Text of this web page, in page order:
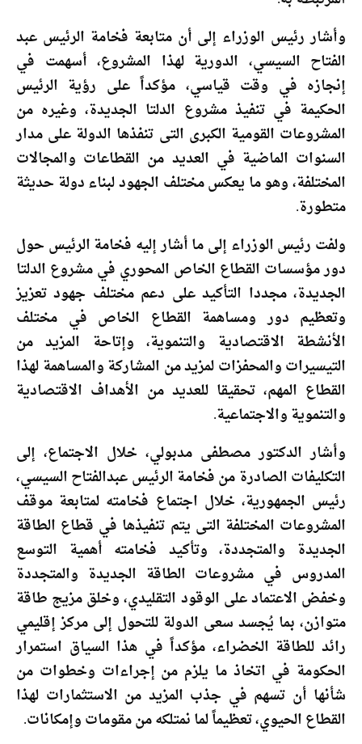
وأشار رئيس الوزراء إلى أن متابعة فخامة الرئيس عبد
الفتاح السيسي، الدورية لهذا المشروع، أسهمت في
إنجازه في وقت قياسي، مؤكداً على رؤية الرئيس
الحكيمة في تنفيذ مشروع الدلتا الجديدة، وغيره من
المشروعات القومية الكبرى التى تنفذها الدولة على مدار
السنوات الماضية في العديد من القطاعات والمجالات
المختلفة، وهو ما يعكس مختلف الجهود لبناء دولة حديثة
متطورة.
ولفت رئيس الوزراء إلى ما أشار إليه فخامة الرئيس حول
دور مؤسسات القطاع الخاص المحوري في مشروع الدلتا
الجديدة، مجددا التأكيد على دعم مختلف جهود تعزيز
وتعظيم دور ومساهمة القطاع الخاص في مختلف
الأنشطة الاقتصادية والتنموية، وإتاحة المزيد من
التيسيرات والمحفزات لمزيد من المشاركة والمساهمة لهذا
القطاع المهم، تحقيقا للعديد من الأهداف الاقتصادية
والتنموية والاجتماعية.
وأشار الدكتور مصطفى مدبولي، خلال الاجتماع، إلى
التكليفات الصادرة من فخامة الرئيس عبدالفتاح السيسي،
رئيس الجمهورية، خلال اجتماع فخامته لمتابعة موقف
المشروعات المختلفة التى يتم تنفيذها في قطاع الطاقة
الجديدة والمتجددة، وتأكيد فخامته أهمية التوسع
المدروس في مشروعات الطاقة الجديدة والمتجددة
وخفض الاعتماد على الوقود التقليدي، وخلق مزيج طاقة
متوازن، بما يُجسد سعى الدولة للتحول إلى مركز إقليمي
رائد للطاقة الخضراء، مؤكداً في هذا السياق استمرار
الحكومة في اتخاذ ما يلزم من إجراءات وخطوات من
شأنها أن تسهم في جذب المزيد من الاستثمارات لهذا
القطاع الحيوي، تعظيماً لما نمتلكه من مقومات وإمكانات.